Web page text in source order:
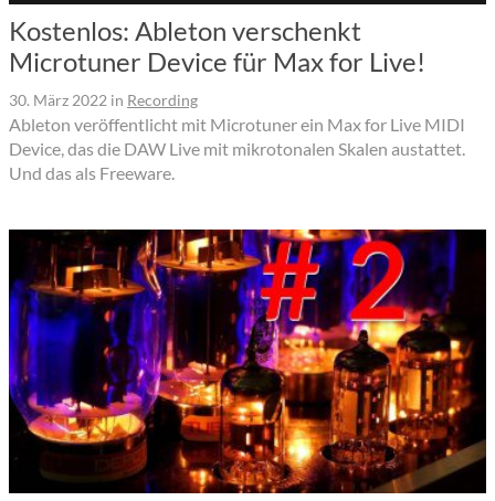
Kostenlos: Ableton verschenkt
Microtuner Device für Max for Live!
30. März 2022 in Recording
Ableton veröffentlicht mit Microtuner ein Max for Live MIDI
Device, das die DAW Live mit mikrotonalen Skalen austattet.
Und das als Freeware.